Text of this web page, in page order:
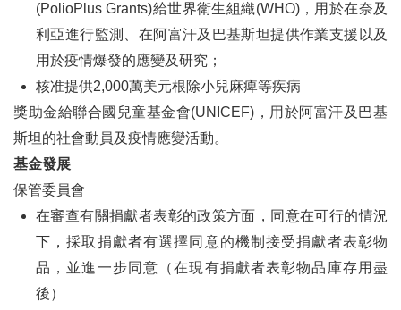
(PolioPlus Grants)給世界衛生組織(WHO)，用於在奈及
利亞進行監測、在阿富汗及巴基斯坦提供作業支援以及
用於疫情爆發的應變及研究；
核准提供2,000萬美元根除小兒麻痺等疾病
獎助金給聯合國兒童基金會(UNICEF)，用於阿富汗及巴基
斯坦的社會動員及疫情應變活動。
基金發展
保管委員會
在審查有關捐獻者表彰的政策方面，同意在可行的情況
下，採取捐獻者有選擇同意的機制接受捐獻者表彰物
品，並進一步同意（在現有捐獻者表彰物品庫存用盡
後）